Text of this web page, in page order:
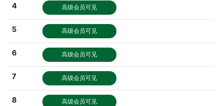
4 高级会员可见
5 高级会员可见
6 高级会员可见
7 高级会员可见
8 高级会员可见